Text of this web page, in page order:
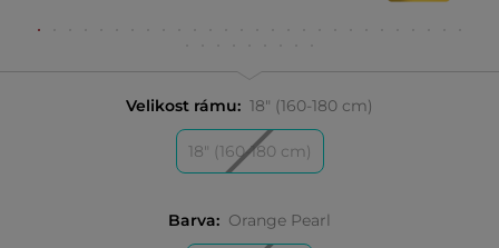
Velikost rámu: 18" (160-180 cm)
18" (160-180 cm)
Barva: Orange Pearl